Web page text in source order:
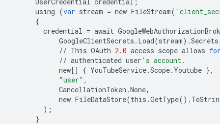
using (var stream = new FileStream(
{
credential = await
GoogleClientSecrets . Load(stream) .Secrets
// This OAuth 2.0 access scope allows
// authenticated user 's account.
new[] { YouTubeService.Scope. Youtube },
"user" ,
CancellationToken .None,
new FileDataStore(this .GetType() .
);
}